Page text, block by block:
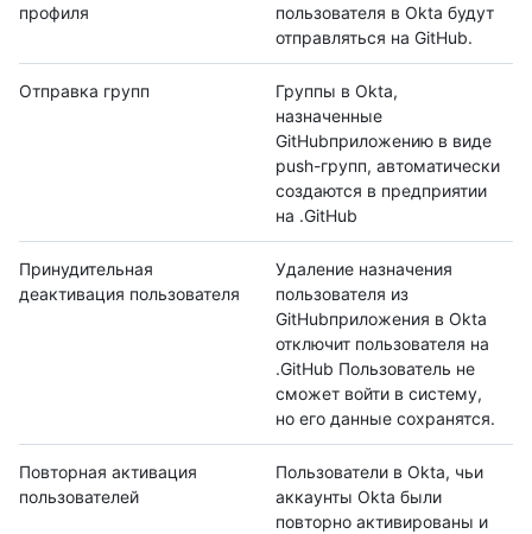
профиля
пользователя в Okta будут
отправляться на GitHub.
Отправка групп
Группы в Okta,
назначенные
GitHubприложению в виде
push-групп, автоматически
создаются в предприятии
на .GitHub
Принудительная
деактивация пользователя
Удаление назначения
пользователя из
GitHubприложения в Okta
отключит пользователя на
.GitHub Пользователь не
сможет войти в систему,
но его данные сохранятся.
Повторная активация
пользователей
Пользователи в Okta, чьи
аккаунты Okta были
повторно активированы и